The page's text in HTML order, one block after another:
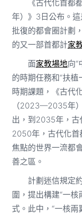
《古代化首
年）》3日公布。
批復的都會圈計劃
的又一部首都計家
面家教場地向“
的時期任務和“扶
時期課題，《古代
（2023—2035年
出，到2035年，古
2050年，古代化首
焦點的世界一流都
善之區。
計劃迷信規定
圍，提出構建“一
式。此中，“一核